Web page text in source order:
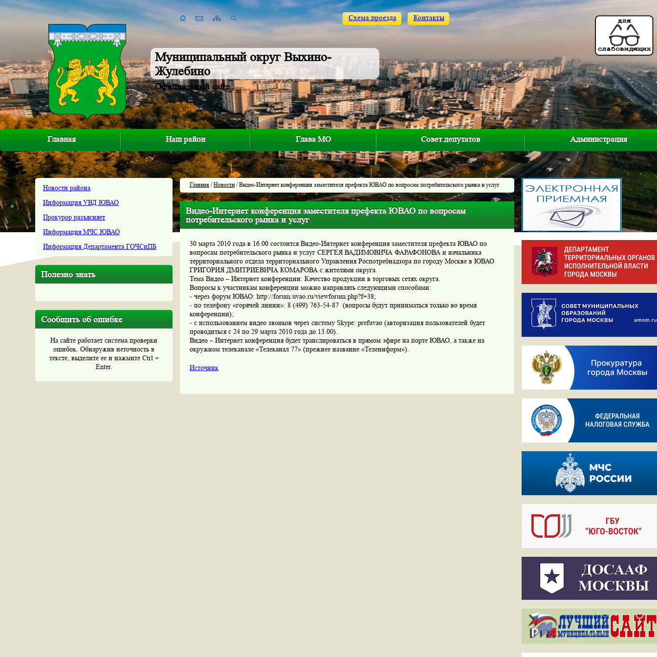
Муниципальный округ Выхино-
Жулебино
Официальный сайт
Схема проезда Контакты
Главная Наш район Глава МО Совет депутатов Администрация
Новости района
Информация УВД ЮВАО
Прокурор разъясняет
Информация МЧС ЮВАО
Информация Департамента ГОЧСиПБ
Полезно знать
Сообщить об ошибке
На сайте работает система проверки
ошибок. Обнаружив неточность в
тексте, выделите ее и нажмите Ctrl +
Enter.
Главная /Новости/ Видео-Интернет конференция заместителя префекта ЮВАО по вопросам потребительского рынка и услуг
Видео-Интернет конференция заместителя префекта ЮВАО по вопросам
потребительского рынка и услуг
30 марта 2010 года в 16.00 состоится Видео-Интернет конференция заместителя префекта ЮВАО по
вопросам потребительского рынка и услуг СЕРГЕЯ ВАДИМОВИЧА ФАРАФОНОВА и начальника
территориального отдела территориального Управления Роспотребнадзора по городу Москве в ЮВАО
ГРИГОРИЯ ДМИТРИЕВИЧА КОМАРОВА с жителями округа.
Тема Видео – Интернет конференции: Качество продукции в торговых сетях округа.
Вопросы к участникам конференции можно направлять следующими способами:
- через форум ЮВАО: http://forum.uvao.ru/viewforum.php?f=38;
- по телефону «горячей линии»: 8 (499) 763-54-87 (вопросы будут приниматься только во время
конференции);
- с использованием видео звонков через систему Skype: prefuvao (авторизация пользователей будет
проводиться с 24 по 29 марта 2010 года до 13.00).
Видео – Интернет конференция будет транслироваться в прямом эфире на порте ЮВАО, а также на
окружном телеканале «Телеканал 77» (прежнее название «Телеинформ»).
Источник